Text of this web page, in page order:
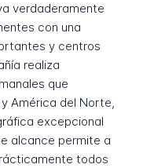
verdaderamente
con una
y centros
realiza
que
América del Norte,
excepcional
alcance permite a
todos